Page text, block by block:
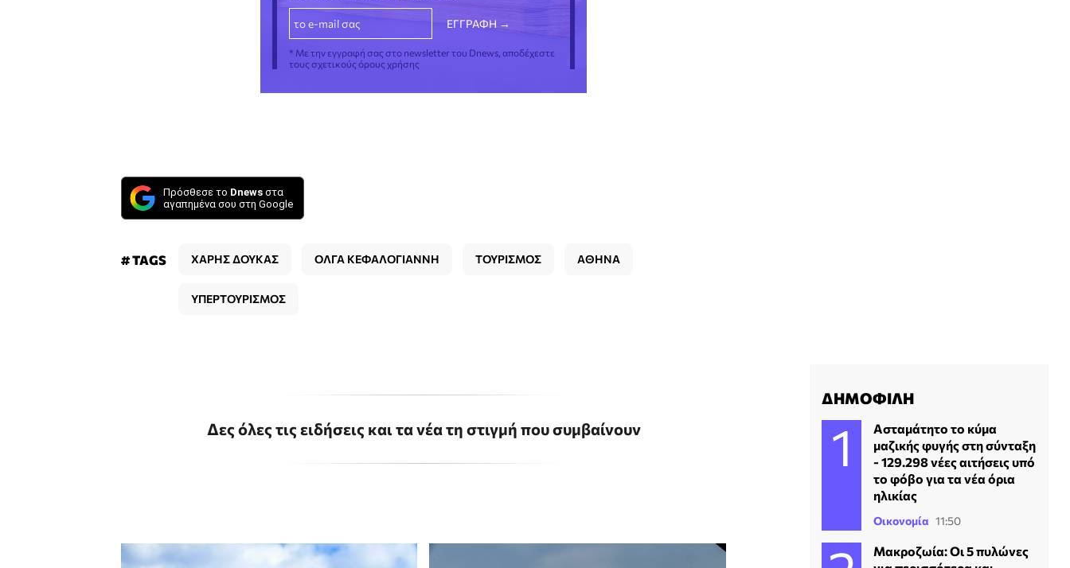
* Με την εγγραφή σας στο newsletter του Dnews, αποδέχεστε
τους σχετικούς όρους χρήσης
Πρόσθεσε το Dnews στα
αγαπημένα σου στη Google
# TAGS ΧΑΡΗΣ ΔΟΥΚΑΣ ΟΛΓΑ ΚΕΦΑΛΟΓΙΑΝΝΗ ΤΟΥΡΙΣΜΟΣ ΑΘΗΝΑ
ΥΠΕΡΤΟΥΡΙΣΜΟΣ
Δες όλες τις ειδήσεις και τα νέα τη στιγμή που συμβαίνουν
ΔΗΜΟΦΙΛΗ
Ασταμάτητο το κύμα
μαζικής φυγής στη σύνταξη
- 129.298 νέες αιτήσεις υπό
το φόβο για τα νέα όρια
ηλικίας
Οικονομία 11:50
Mακροζωία: Οι 5 πυλώνες